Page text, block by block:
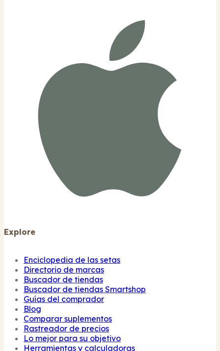
Explore
Enciclopedia de las setas
Directorio de marcas
Buscador de tiendas
Buscador de tiendas Smartshop
Guías del comprador
Blog
Comparar suplementos
Rastreador de precios
Lo mejor para su objetivo
Herramientas y calculadoras